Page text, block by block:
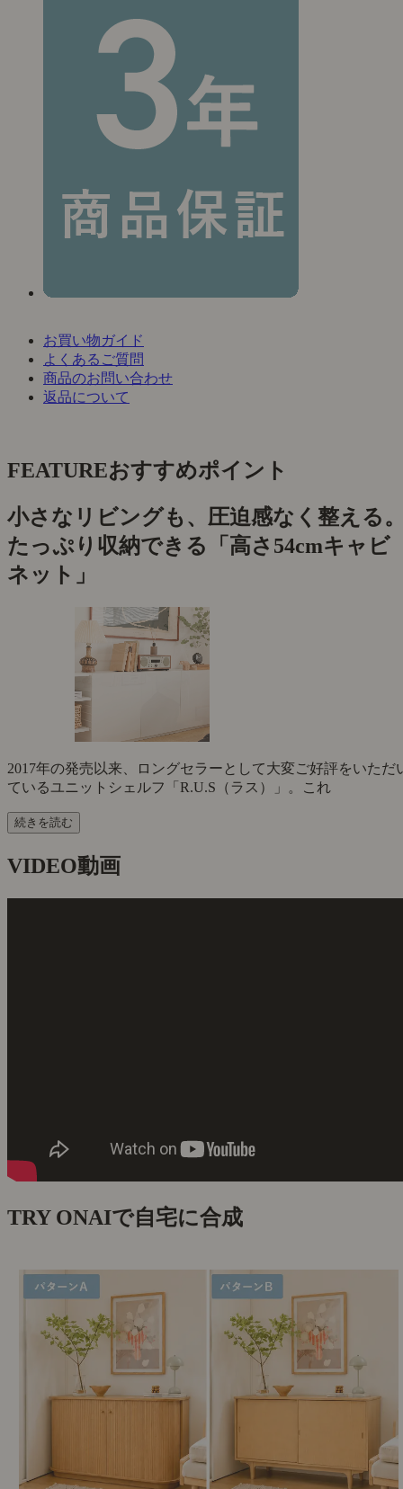
お買い物ガイド
よくあるご質問
商品のお問い合わせ
返品について
FEATUREおすすめポイント
小さなリビングも、圧迫感なく整える
たっぷり収納できる「高さ54cmキャビ
ネット」
2017年の発売以来、ロングセラーとして大変ご好評をいただ
ているユニットシェルフ「R.U.S（ラス）」。これ
続きを読む
VIDEO動画
TRY ONAIで自宅に合成